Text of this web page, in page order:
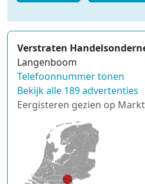
Verstraten
Langenboom
Telefoonnummer tonen
Bekijk alle 189 advertenties
Eergisteren gezien op